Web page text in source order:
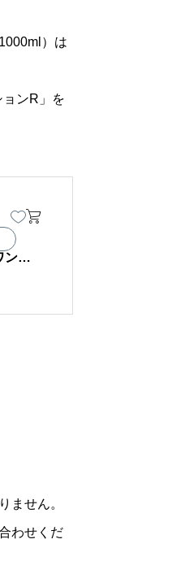
）は
ンR」を
ンオ
ません。
わせくだ